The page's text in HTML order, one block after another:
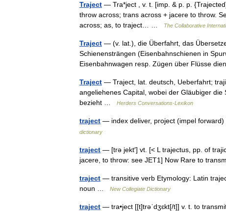
Traject — Tra*ject , v. t. [imp. & p. p.
throw across; trans across + jacere to throw.
across; as, to traject… …
The Collaborative
Traject — (v. lat.), die Überfahrt, das
Schienensträngen (Eisenbahnschienen in
Eisenbahnwagen resp. Zügen über Flüsse
Traject — Traject, lat. deutsch, Ueberfahrt;
angeliehenes Capital, wobei der Gläubiger
bezieht …
Herders Conversations-Lexikon
traject — index deliver, project (impel
dictionary
traject — [trə jekt′] vt. [< L trajectus, pp. of
jacere, to throw: see JET1] Now Rare to
traject — transitive verb Etymology: Latin
noun …
New Collegiate Dictionary
traject — tra•ject [[t]trəˈdʒɛkt[/t]] v. t. to